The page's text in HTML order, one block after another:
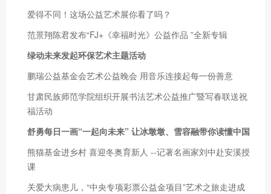
爱得不同！这场公益艺术展你看了吗？
范景翔陈君发布“FJ+《幸福时光》公益作品 ”全新专辑
绿动未来发起环保艺术主题活动
鹏瑞公益基金会艺术公益晚会 用音乐连接起每一份善意
甘肃民族师范学院组织开展书法艺术公益推广暨写春联送祝
福活动
舒勇每日一画“一起向未来” 让冰墩墩、雪容融带你读懂中国
熊猫基金进乡村 喜迎冬奥育新人 --记著名画家刘中赴安溪授
课
关爱大病患儿，“中央专项彩票公益金项目”艺术之旅走进成